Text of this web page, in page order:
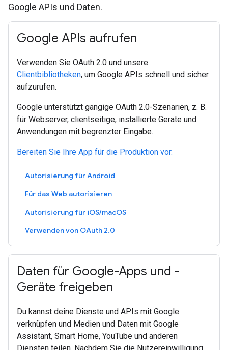
Google APIs und Daten.
Google APIs aufrufen
Verwenden Sie OAuth 2.0 und unsere
Clientbibliotheken, um Google APIs schnell und sicher
aufzurufen.
Google unterstützt gängige OAuth 2.0-Szenarien, z. B.
für Webserver, clientseitige, installierte Geräte und
Anwendungen mit begrenzter Eingabe.
Bereiten Sie Ihre App für die Produktion vor.
Autorisierung für Android
Für das Web autorisieren
Autorisierung für iOS/macOS
Verwenden von OAuth 2.0
Daten für Google-Apps und -
Geräte freigeben
Du kannst deine Dienste und APIs mit Google
verknüpfen und Medien und Daten mit Google
Assistant, Smart Home, YouTube und anderen